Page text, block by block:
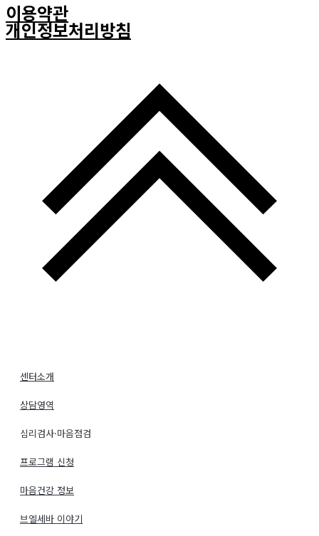
이용약관
개인정보처리방침
센터소개
상담영역
심리검사·마음점검
프로그램 신청
마음건강 정보
브엘세바 이야기